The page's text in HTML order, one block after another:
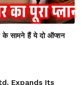
के सामने हैं ये दो ऑप्शन
Expands Its